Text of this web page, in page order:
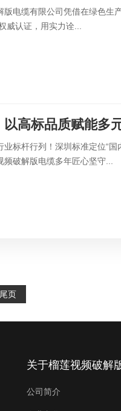
电缆有限公司凭借在绿色生
认证，用实力诠...
高标品质赋能多
标杆行列！深圳标准定位“国
破解版电缆多年匠心坚守...
尾页
关于榴莲视频破解
公司简介